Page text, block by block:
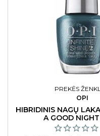
PREKĖS
OPI
HIBRIDINIS NAGŲ
A GOOD